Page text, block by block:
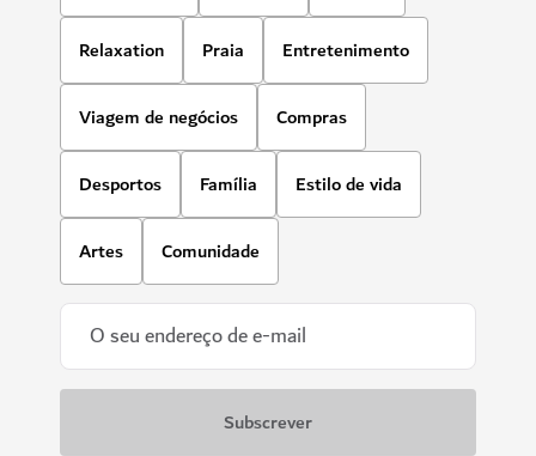
Relaxation Praia Entretenimento
Viagem de negócios Compras
Desportos Família Estilo de vida
Artes Comunidade